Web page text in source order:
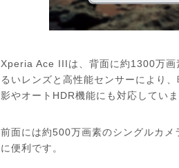
Xperia Ace IIIは、背面に約1300万画
るいレンズと高性能センサーにより
影やオートHDR機能にも対応していま
前面には約500万画素のシングルカ
に便利です。